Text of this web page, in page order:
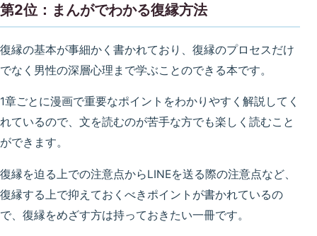
第2位：まんがでわかる復縁方法
復縁の基本が事細かく書かれており、復縁のプロセスだけ
でなく男性の深層心理まで学ぶことのできる本です。
1章ごとに漫画で重要なポイントをわかりやすく解説してく
れているので、文を読むのが苦手な方でも楽しく読むこと
ができます。
復縁を迫る上での注意点からLINEを送る際の注意点など、
復縁する上で抑えておくべきポイントが書かれているの
で、復縁をめざす方は持っておきたい一冊です。